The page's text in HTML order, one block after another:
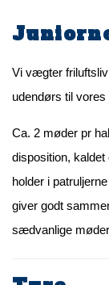
Vi vægter
udendørs til vores
Ca. 2 møder pr
disposition,
holder i
giver godt
sædvanlige